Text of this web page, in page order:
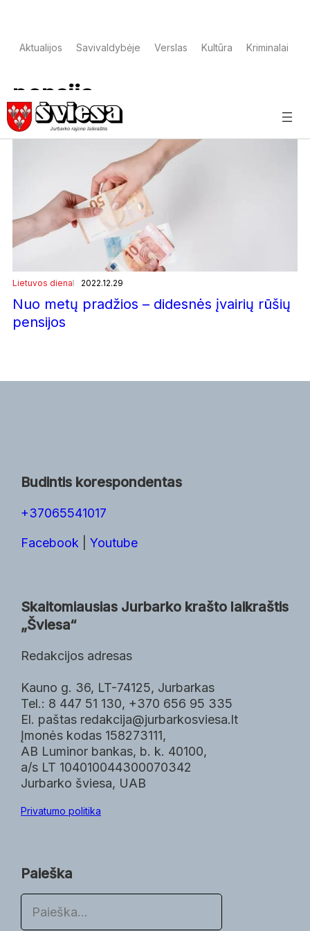
Aktualijos Savivaldybėje Verslas Kultūra Kriminalai
pensija
Lietuvos diena 2022.12.29
Nuo metų pradžios – didesnės įvairių rūšių
pensijos
Budintis korespondentas
+37065541017
Facebook Youtube
Skaitomiausias Jurbarko krašto laikraštis
„Šviesa“
Redakcijos adresas
Kauno g. 36, LT-74125, Jurbarkas
Tel.: 8 447 51 130, +370 656 95 335
El. paštas redakcija@jurbarkosviesa.lt
Įmonės kodas 158273111,
AB Luminor bankas, b. k. 40100,
a/s LT 104010044300070342
Jurbarko šviesa, UAB
Privatumo politika
Paieška
P